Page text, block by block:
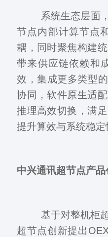
系统生态层面，
节点内部计算节点
耦，同时聚焦构建
带来供应链依赖和
效，集成更多类型
协同，软件原生适
推理高效切换，满
提升算效与系统稳定
中兴通讯超节点产品
基于对整机柜超
超节点创新提出